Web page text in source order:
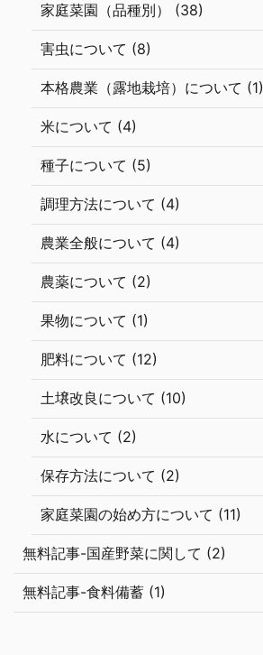
家庭菜園（品種別） (38)
害虫について (8)
本格農業（露地栽培）について (1)
米について (4)
種子について (5)
調理方法について (4)
農業全般について (4)
農薬について (2)
果物について (1)
肥料について (12)
土壌改良について (10)
水について (2)
保存方法について (2)
家庭菜園の始め方について (11)
無料記事-国産野菜に関して (2)
無料記事-食料備蓄 (1)